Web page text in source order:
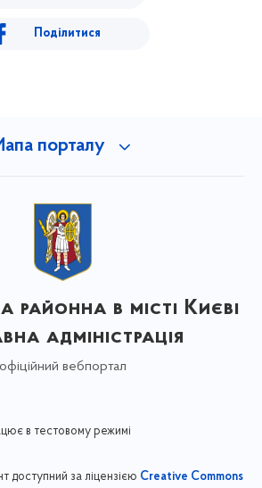
Поділитися
порталу
районна в місті Києві
адміністрація
офіційний вебпортал
в тестовому режимі
доступний за ліцензією Creative Commons